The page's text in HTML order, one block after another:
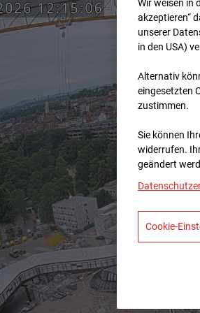
Wir weisen in
akzeptieren“
unserer
in den USA)
Alternativ
eingesetzten
zustimmen.
Sie können
widerrufen.
geändert
Cookie-